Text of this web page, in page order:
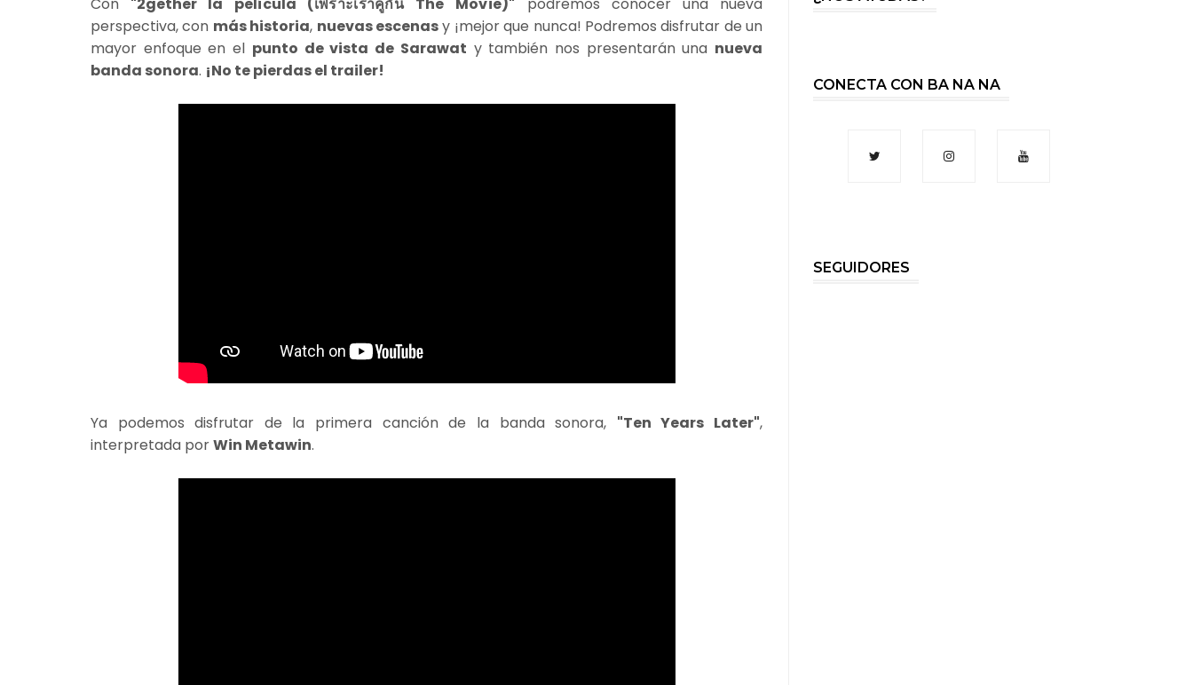
perspectiva, con más historia, nuevas escenasy ¡mejor que nunca! Podremos disfrutar de un
mayor enfoque en el punto de vista de Sarawat y también nos presentarán una nueva
banda sonora. ¡No te pierdas el trailer!
Ya podemos disfrutar de la primera canción de la banda sonora, "Ten Years Later",
interpretada porWin Metawin.
CONECTA CON BA NA NA
SEGUIDORES